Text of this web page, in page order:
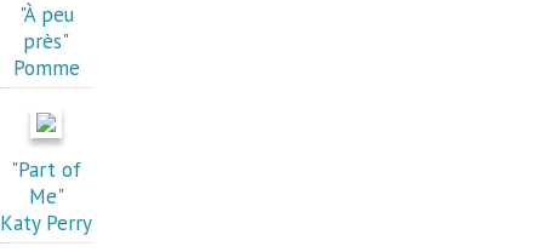
"À peu
près"
Pomme
"Part of
Me"
Katy Perry